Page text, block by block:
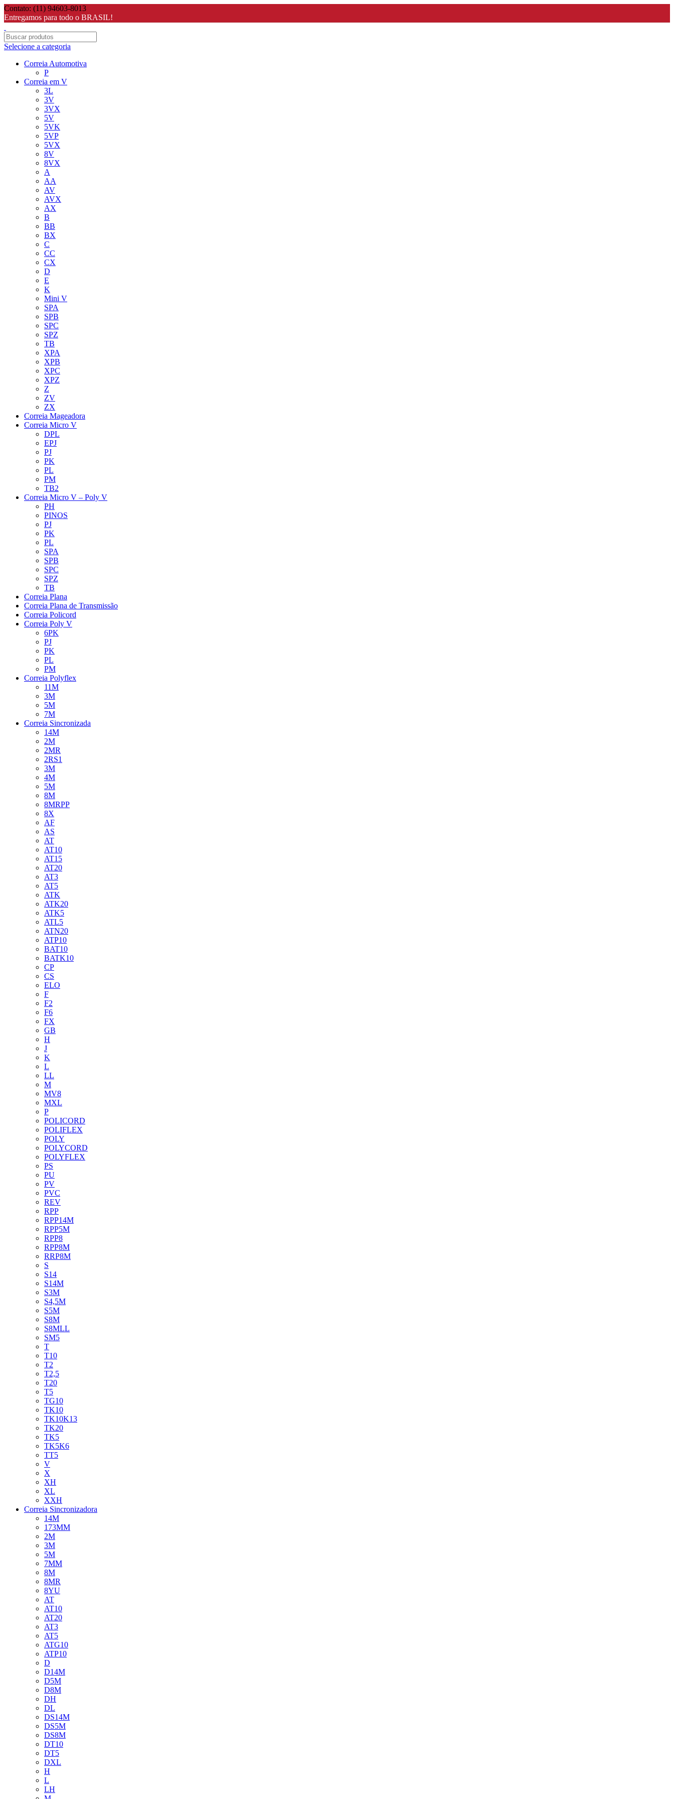
Contato: (11) 94603-8013
Entregamos para todo o BRASIL!
Selecione a categoria
Correia Automotiva
P
Correia em V
3L
3V
3VX
5V
5VK
5VP
5VX
8V
8VX
A
AA
AV
AVX
AX
B
BB
BX
C
CC
CX
D
E
K
Mini V
SPA
SPB
SPC
SPZ
TB
XPA
XPB
XPC
XPZ
Z
ZV
ZX
Correia Mageadora
Correia Micro V
DPL
EPJ
PJ
PK
PL
PM
TB2
Correia Micro V – Poly V
PH
PINOS
PJ
PK
PL
SPA
SPB
SPC
SPZ
TB
Correia Plana
Correia Plana de Transmissão
Correia Policord
Correia Poly V
6PK
PJ
PK
PL
PM
Correia Polyflex
11M
3M
5M
7M
Correia Sincronizada
14M
2M
2MR
2RS1
3M
4M
5M
8M
8MRPP
8X
AF
AS
AT
AT10
AT15
AT20
AT3
AT5
ATK
ATK20
ATK5
ATL5
ATN20
ATP10
BAT10
BATK10
CP
CS
ELO
F
F2
F6
FX
GB
H
J
K
L
LL
M
MV8
MXL
P
POLICORD
POLIFLEX
POLY
POLYCORD
POLYFLEX
PS
PU
PV
PVC
REV
RPP
RPP14M
RPP5M
RPP8
RPP8M
RRP8M
S
S14
S14M
S3M
S4,5M
S5M
S8M
S8MLL
SM5
T
T10
T2
T2,5
T20
T5
TG10
TK10
TK10K13
TK20
TK5
TK5K6
TT5
V
X
XH
XL
XXH
Correia Sincronizadora
14M
173MM
2M
3M
5M
7MM
8M
8MR
8YU
AT
AT10
AT20
AT3
AT5
ATG10
ATP10
D
D14M
D5M
D8M
DH
DL
DS14M
DS5M
DS8M
DT10
DT5
DXL
H
L
LH